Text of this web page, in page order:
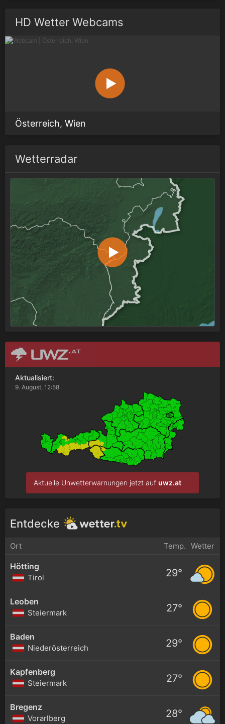
HD Wetter Webcams
Österreich, Wien
Wetterradar
Aktualisiert:
9. August, 12:58
Aktuelle Unwetterwarnungen jetzt auf uwz.at
Entdecke
Ort Temp. Wetter
Hötting
Tirol 29°
Leoben
Steiermark 27°
Baden
Niederösterreich 29°
Kapfenberg
Steiermark 27°
Bregenz
Vorarlberg 28°